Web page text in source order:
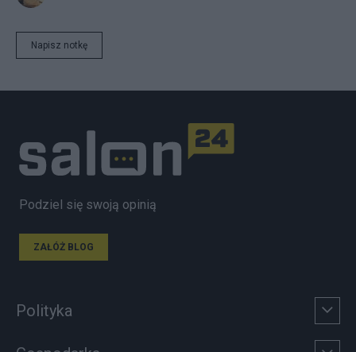
Napisz notkę
Podziel się swoją opinią
ZAŁÓŻ BLOG
Polityka